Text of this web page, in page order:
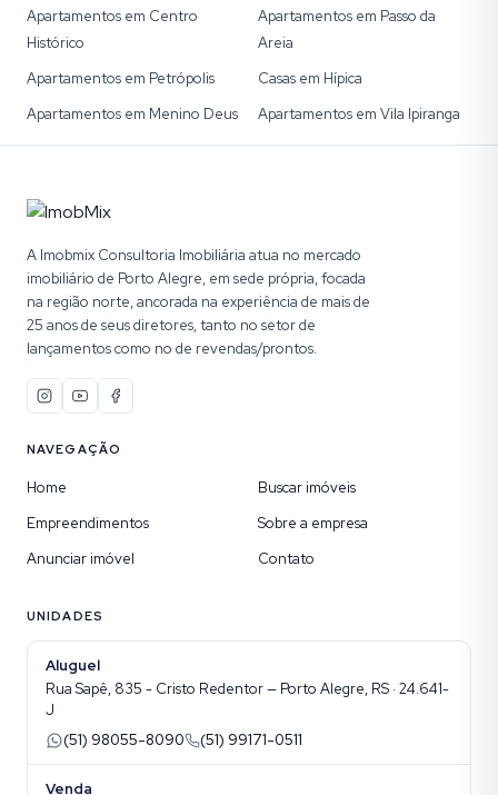
Apartamentos em Centro
Histórico
Apartamentos em Passo da
Areia
Apartamentos em Petrópolis
Casas em Hípica
Apartamentos em Menino Deus
Apartamentos em Vila Ipiranga
A Imobmix Consultoria Imobiliária atua no mercado
imobiliário de Porto Alegre, em sede própria, focada
na região norte, ancorada na experiência de mais de
25 anos de seus diretores, tanto no setor de
lançamentos como no de revendas/prontos.
NAVEGAÇÃO
Home
Buscar imóveis
Empreendimentos
Sobre a empresa
Anunciar imóvel
Contato
UNIDADES
Aluguel
Rua Sapê, 835 - Cristo Redentor — Porto Alegre, RS · 24.641-
J
(51) 98055-8090
(51) 99171-0511
Venda